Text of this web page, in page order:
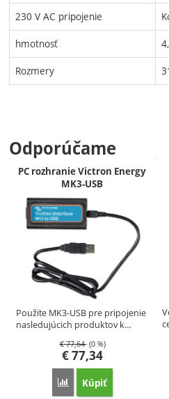
230 V AC pripojenie
hmotnosť
Rozmery
Odporúčame
PC rozhranie Victron Energy
MK3-USB
Použite MK3-USB pre pripojenie
nasledujúcich produktov k…
€77,64 (0 %)
€77,34
Porovnať
Kúpiť